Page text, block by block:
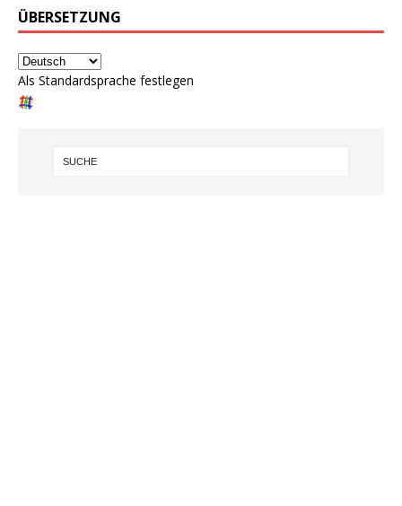
ÜBERSETZUNG
Als Standardsprache festlegen